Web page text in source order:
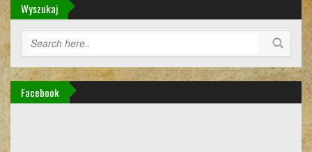
Wyszukaj
Facebook